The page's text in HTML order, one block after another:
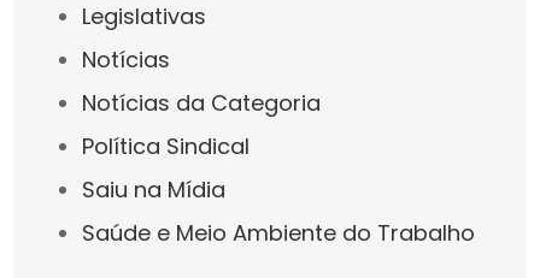
Legislativas
Notícias
Notícias da Categoria
Política Sindical
Saiu na Mídia
Saúde e Meio Ambiente do Trabalho